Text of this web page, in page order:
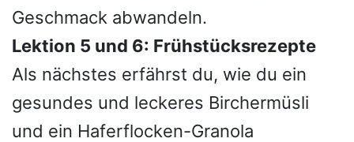
Geschmack abwandeln.
Lektion 5 und 6: Frühstücksrezepte
Als nächstes erfährst du, wie du ein
gesundes und leckeres Birchermüsli
und ein Haferflocken-Granola